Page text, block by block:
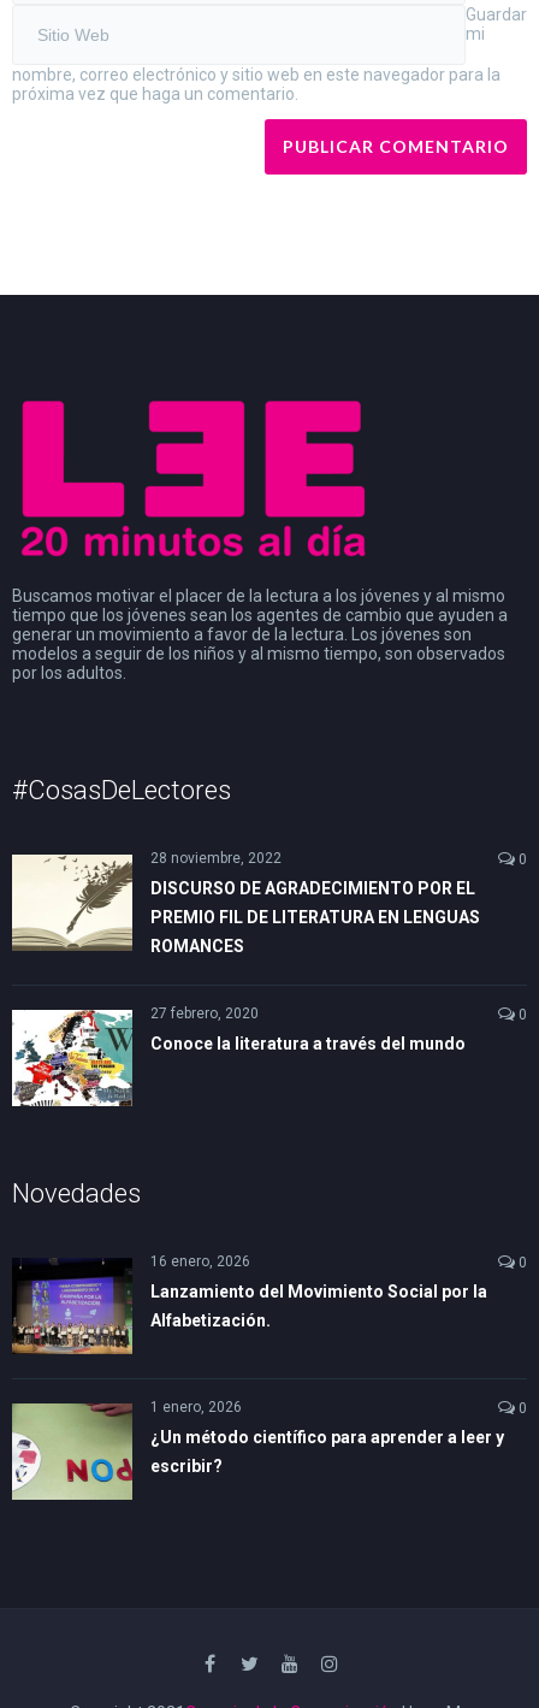
Guardar
mi
nombre, correo electrónico y sitio web en este navegador para la
próxima vez que haga un comentario.
Buscamos motivar el placer de la lectura a los jóvenes y al mismo
tiempo que los jóvenes sean los agentes de cambio que ayuden a
generar un movimiento a favor de la lectura. Los jóvenes son
modelos a seguir de los niños y al mismo tiempo, son observados
por los adultos.
#CosasDeLectores
28 noviembre, 2022 0
DISCURSO DE AGRADECIMIENTO POR EL
PREMIO FIL DE LITERATURA EN LENGUAS
ROMANCES
27 febrero, 2020 0
Conoce la literatura a través del mundo
Novedades
16 enero, 2026 0
Lanzamiento del Movimiento Social por la
Alfabetización.
1 enero, 2026 0
¿Un método científico para aprender a leer y
escribir?